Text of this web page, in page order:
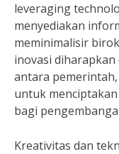
leveraging
menyediakan
meminimalisir
inovasi
antara
untuk
bagi
Kreativitas dan